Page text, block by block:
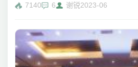
7140 6 谢锐2023-06